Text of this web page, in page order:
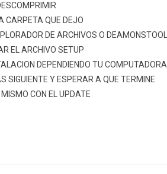
CARPETA QUE DEJO
DE ARCHIVOS O DEAMONSTOOL
EL ARCHIVO SETUP
DEPENDIENDO TU COMPUTADORA
SIGUIENTE Y ESPERAR A QUE TERMINE
CON EL UPDATE